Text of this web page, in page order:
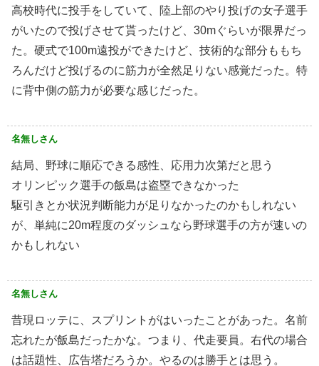
高校時代に投手をしていて、陸上部のやり投げの女子選手
がいたので投げさせて貰ったけど、30mぐらいが限界だっ
た。硬式で100m遠投ができたけど、技術的な部分ももち
ろんだけど投げるのに筋力が全然足りない感覚だった。特
に背中側の筋力が必要な感じだった。
名無しさん
結局、野球に順応できる感性、応用力次第だと思う
オリンピック選手の飯島は盗塁できなかった
駆引きとか状況判断能力が足りなかったのかもしれない
が、単純に20m程度のダッシュなら野球選手の方が速いの
かもしれない
名無しさん
昔現ロッテに、スプリントがはいったことがあった。名前
忘れたが飯島だったかな。つまり、代走要員。右代の場合
は話題性、広告塔だろうか。やるのは勝手とは思う。